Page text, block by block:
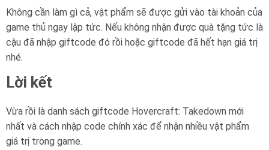
Không cần làm gì cả, vật phẩm sẽ được gửi vào tài khoản của
game thủ ngay lập tức. Nếu không nhận được quà tặng tức là
cậu đã nhập giftcode đó rồi hoặc giftcode đã hết hạn giá trị
nhé.
Lời kết
Vừa rồi là danh sách giftcode Hovercraft: Takedown mới
nhất và cách nhập code chính xác để nhận nhiều vật phẩm
giá trị trong game.